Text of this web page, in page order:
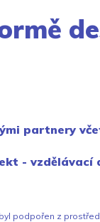
partnery
- vzdělávací
podpořen z